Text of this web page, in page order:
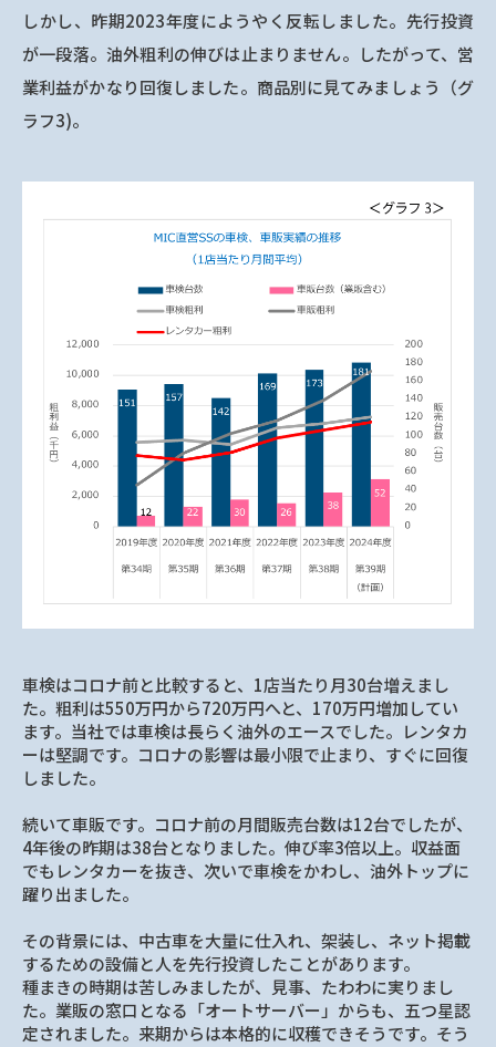
しかし、昨期2023年度にようやく反転しました。先行投資
が一段落。油外粗利の伸びは止まりません。したがって、営
業利益がかなり回復しました。商品別に見てみましょう（グ
ラフ3)。
車検はコロナ前と比較すると、1店当たり月30台増えまし
た。粗利は550万円から720万円へと、170万円増加してい
ます。当社では車検は長らく油外のエースでした。レンタカ
ーは堅調です。コロナの影響は最小限で止まり、すぐに回復
しました。
続いて車販です。コロナ前の月間販売台数は12台でしたが、
4年後の昨期は38台となりました。伸び率3倍以上。収益面
でもレンタカーを抜き、次いで車検をかわし、油外トップに
躍り出ました。
その背景には、中古車を大量に仕入れ、架装し、ネット掲載
するための設備と人を先行投資したことがあります。
種まきの時期は苦しみましたが、見事、たわわに実りまし
た。業販の窓口となる「オートサーバー」からも、五つ星認
定されました。来期からは本格的に収穫できそうです。そう